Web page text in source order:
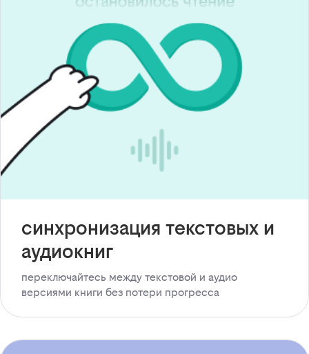
синхронизация текстовых и
аудиокниг
переключайтесь между текстовой и аудио
версиями книги без потери прогресса